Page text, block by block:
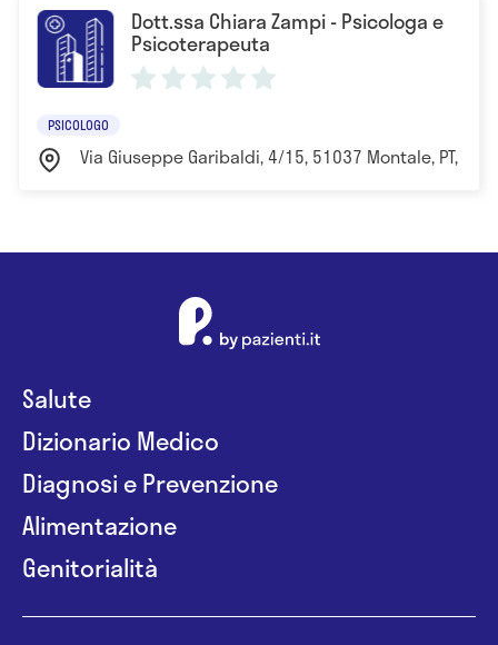
Dott.ssa Chiara Zampi - Psicologa e
Psicoterapeuta
PSICOLOGO
Via Giuseppe Garibaldi, 4/15, 51037 Montale, PT,
Salute
Dizionario Medico
Diagnosi e Prevenzione
Alimentazione
Genitorialità